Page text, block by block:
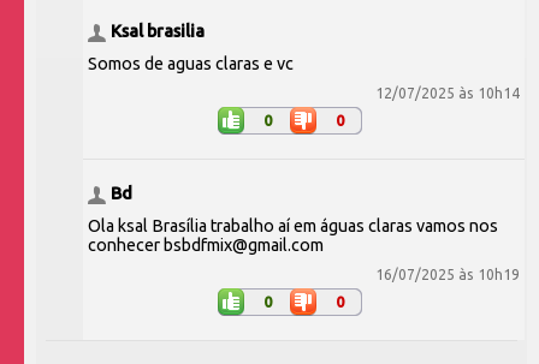
Ksal brasilia
Somos de aguas claras e vc
12/07/2025 às 10h14
0 0
Bd
Ola ksal Brasília trabalho aí em águas claras vamos nos
conhecer bsbdfmix@gmail.com
16/07/2025 às 10h19
0 0